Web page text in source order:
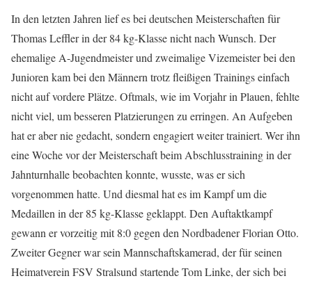
In den letzten Jahren lief es bei deutschen Meisterschaften für
Thomas Leffler in der 84 kg-Klasse nicht nach Wunsch. Der
ehemalige A-Jugendmeister und zweimalige Vizemeister bei den
Junioren kam bei den Männern trotz fleißigen Trainings einfach
nicht auf vordere Plätze. Oftmals, wie im Vorjahr in Plauen, fehlte
nicht viel, um besseren Platzierungen zu erringen. An Aufgeben
hat er aber nie gedacht, sondern engagiert weiter trainiert. Wer ihn
eine Woche vor der Meisterschaft beim Abschlusstraining in der
Jahnturnhalle beobachten konnte, wusste, was er sich
vorgenommen hatte. Und diesmal hat es im Kampf um die
Medaillen in der 85 kg-Klasse geklappt. Den Auftaktkampf
gewann er vorzeitig mit 8:0 gegen den Nordbadener Florian Otto.
Zweiter Gegner war sein Mannschaftskamerad, der für seinen
Heimatverein FSV Stralsund startende Tom Linke, der sich bei